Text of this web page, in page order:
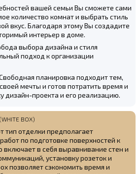
вашей семьи Вы сможете сами
количество комнат и выбрать стиль
вкус. Благодаря этому Вы создадите
интерьер в доме.
выбора дизайна и стиля
подход к организации
планировка подходит тем,
мечты и готов потратить время и
дизайн-проекта и его реализацию.
BOX)
отделки предполагает
по подготовке поверхностей к
в себя выравнивание стен и
установку розеток и
позволяет сэкономить время и